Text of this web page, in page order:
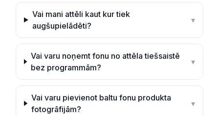
Vai mani attēli kaut kur tiek
augšupielādēti?
▾
Vai varu noņemt fonu no attēla tiešsaistē
bez programmām?
▾
Vai varu pievienot baltu fonu produkta
fotogrāfijām?
▾